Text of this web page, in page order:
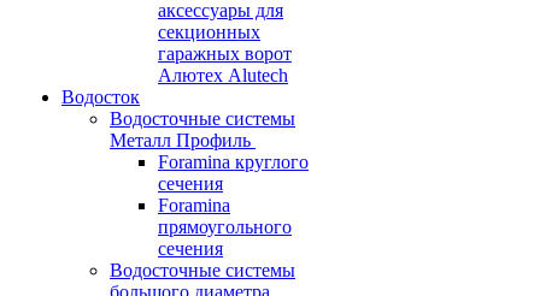
аксессуары для
секционных
гаражных ворот
Алютех Alutech
Водосток
Водосточные системы
Металл Профиль
Foramina круглого
сечения
Foramina
прямоугольного
сечения
Водосточные системы
большого диаметра